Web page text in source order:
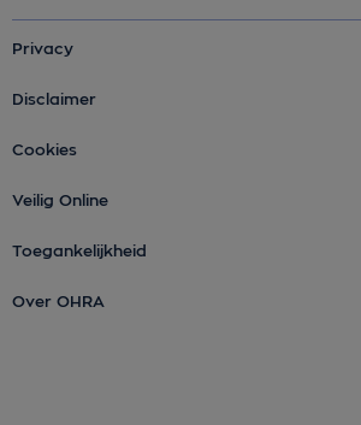
Privacy
Disclaimer
Cookies
Veilig Online
Toegankelijkheid
Over OHRA